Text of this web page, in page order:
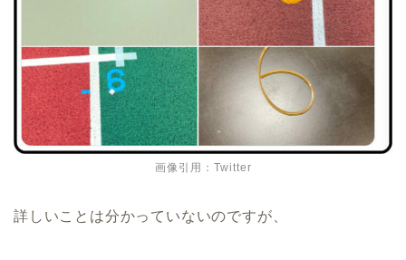
画像引用：Twitter
詳しいことは分かっていないのですが、